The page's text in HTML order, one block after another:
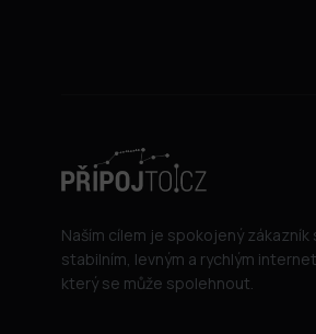
Naším cílem je spokojený zákazník
stabilním, levným a rychlým
který se může spolehnout.